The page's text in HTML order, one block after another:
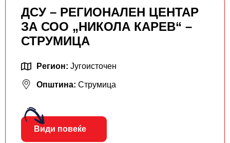
ДСУ – РЕГИОНАЛЕН ЦЕНТАР
ЗА СОО „НИКОЛА КАРЕВ“ –
СТРУМИЦА
Регион: Југоисточен
Општина: Струмица
Види повеќе